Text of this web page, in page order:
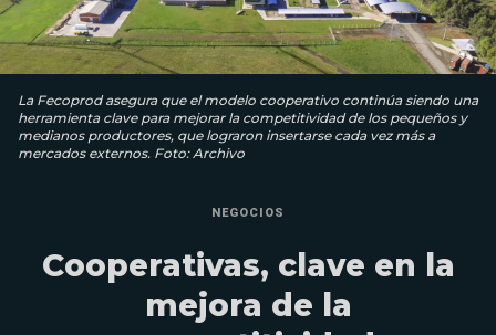
La Fecoprod asegura que el modelo cooperativo continúa siendo una
herramienta clave para mejorar la competitividad de los pequeños y
medianos productores, que lograron insertarse cada vez más a
mercados externos. Foto: Archivo
NEGOCIOS
Cooperativas, clave en la
mejora de la